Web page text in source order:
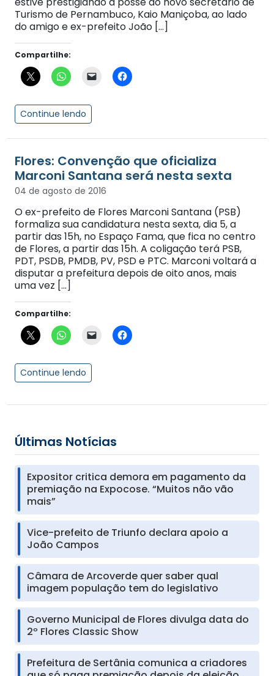
Turismo de Pernambuco, Kaio Maniçoba, ao lado
do amigo e ex-prefeito João […]
Compartilhe:
Continue lendo
Flores: Convenção que oficializa
Marconi Santana será nesta sexta
04 de agosto de 2016
O ex-prefeito de Flores Marconi Santana (PSB)
formaliza sua candidatura nesta sexta, dia 5, a
partir das 15h, no Espaço Fama, que fica no centro
de Flores, a partir das 15h. A coligação terá PSB,
PDT, PSDB, PMDB, PV, PSD e PTC. Marconi voltará a
disputar a prefeitura depois de oito anos, mais
uma vez […]
Compartilhe:
Continue lendo
Últimas Notícias
Expositor critica demora em pagamento da
premiação na Expocose. “Muitos não vão
mais”
Vice-prefeito de Triunfo declara apoio a
João Campos
Câmara de Arcoverde quer saber qual
imagem população tem do legislativo
Governo Municipal de Flores divulga data do
2º Flores Classic Show
Prefeitura de Sertânia comunica a criadores